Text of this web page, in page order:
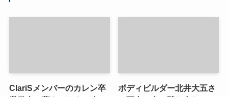
ClariSメンバーのカレン卒
ボディビルダー北井大五さ